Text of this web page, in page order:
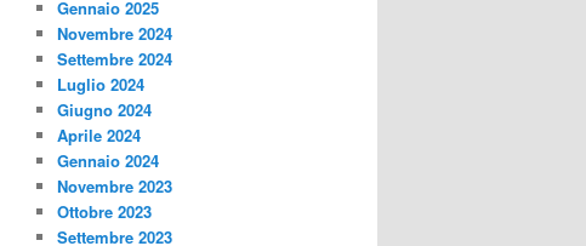
Gennaio 2025
Novembre 2024
Settembre 2024
Luglio 2024
Giugno 2024
Aprile 2024
Gennaio 2024
Novembre 2023
Ottobre 2023
Settembre 2023